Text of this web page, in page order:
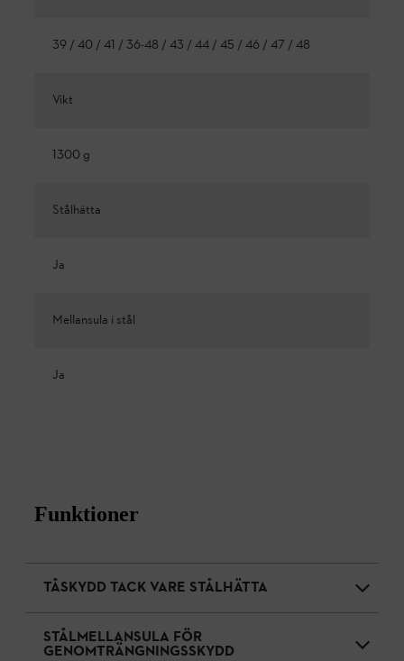
39 / 40 / 41 / 36-48 / 43 / 44 / 45 / 46 / 47 / 48
Vikt
1300 g
Stålhätta
Ja
Mellansula i stål
Ja
Funktioner
TÅSKYDD TACK VARE STÅLHÄTTA
STÅLMELLANSULA FÖR
GENOMTRÄNGNINGSSKYDD